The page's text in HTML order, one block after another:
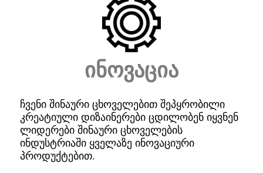
ინოვაცია
ჩვენი შინაური ცხოველებით შეპყრობილი
კრეატიული დიზაინერები ცდილობენ იყვნენ
ლიდერები შინაური ცხოველების
ინდუსტრიაში ყველაზე ინოვაციური
პროდუქტებით.